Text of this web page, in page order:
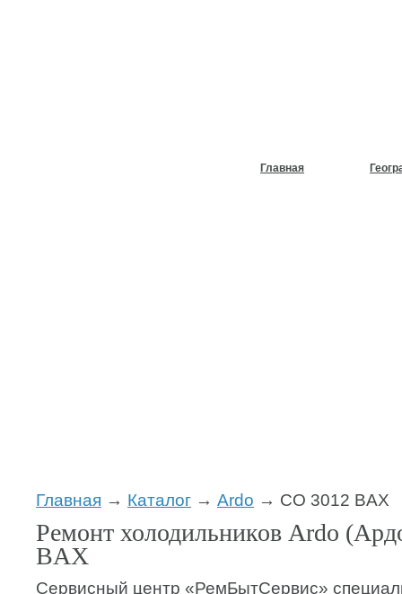
Главная
Главная → Каталог → Ardo → CO 3012 BAX
Ремонт холодильников Ardo
BAX
Сервисный центр «РемБытСервис»